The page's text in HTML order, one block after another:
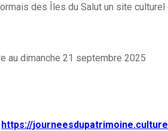
des Îles du Salut un site
au dimanche 21 septembre 2025
https://